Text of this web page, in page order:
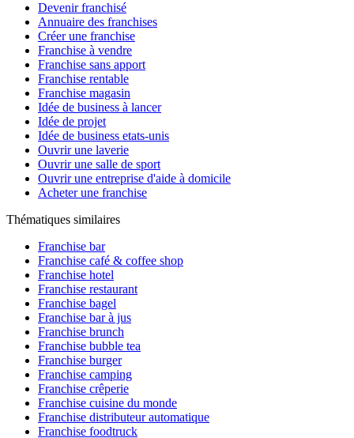
Devenir franchisé
Annuaire des franchises
Créer une franchise
Franchise à vendre
Franchise sans apport
Franchise rentable
Franchise magasin
Idée de business à lancer
Idée de projet
Idée de business etats-unis
Ouvrir une laverie
Ouvrir une salle de sport
Ouvrir une entreprise d'aide à domicile
Acheter une franchise
Thématiques similaires
Franchise bar
Franchise café & coffee shop
Franchise hotel
Franchise restaurant
Franchise bagel
Franchise bar à jus
Franchise brunch
Franchise bubble tea
Franchise burger
Franchise camping
Franchise crêperie
Franchise cuisine du monde
Franchise distributeur automatique
Franchise foodtruck